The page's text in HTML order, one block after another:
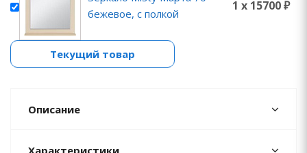
бежевое, с полкой
1 x 15700 ₽
Текущий товар
Описание
Характеристики